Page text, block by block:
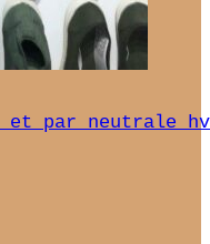
par neutrale